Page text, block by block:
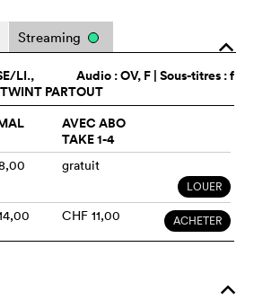
o
Streaming
Audio :OV, F | Sous-titres : f
LI.,
PARTOUT
AVEC ABO
TAKE 1-4
gratuit
LOUER
CHF 11,00 ACHETER
o